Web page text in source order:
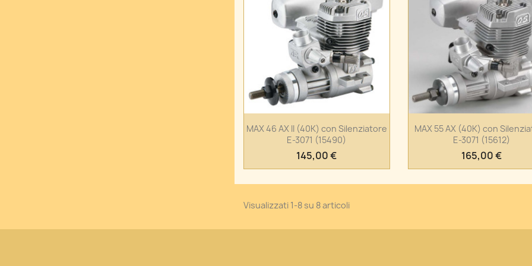
Anteprima
MAX 46 AX II (40K) con Silenziatore
E-3071 (15490)
145,00 €
Anteprima
MAX 55 AX (40K) con
E-3071 (15612)
165,00 €
Visualizzati 1-8 su 8 articoli